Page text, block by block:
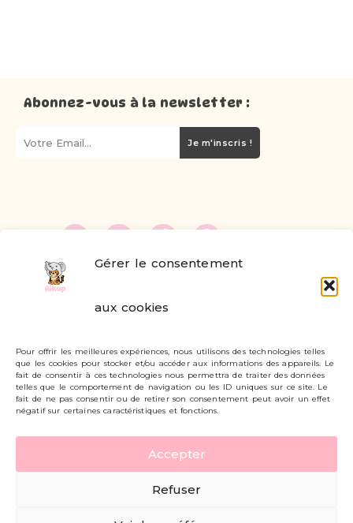
Gérer le consentement
aux cookies
Pour offrir les meilleures expériences, nous utilisons des technologies telles
que les cookies pour stocker et/ou accéder aux informations des appareils. Le
fait de consentir à ces technologies nous permettra de traiter des données
telles que le comportement de navigation ou les ID uniques sur ce site. Le
fait de ne pas consentir ou de retirer son consentement peut avoir un effet
négatif sur certaines caractéristiques et fonctions.
Accepter
Refuser
Abonnez-vous à la newsletter :
Je m'inscris !
Livraisons et retours
Mon compte
Carte cadeau
Politique de confidentialité
Mentions légales - CGV